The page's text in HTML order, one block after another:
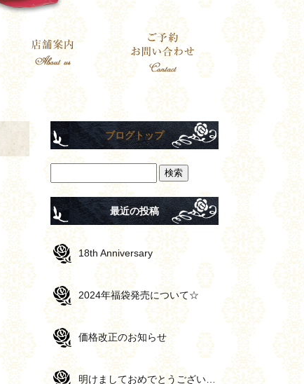
ブログトップ
最近の投稿
18th Anniversary
2024年福袋発売について☆
価格改正のお知らせ